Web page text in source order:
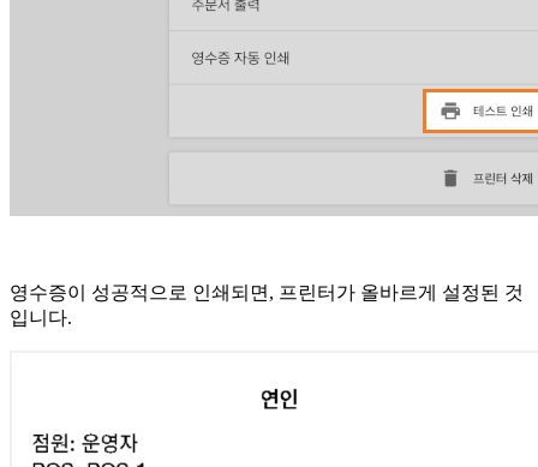
영수증이 성공적으로 인쇄되면, 프린터가 올바르게 설정된 것
입니다.